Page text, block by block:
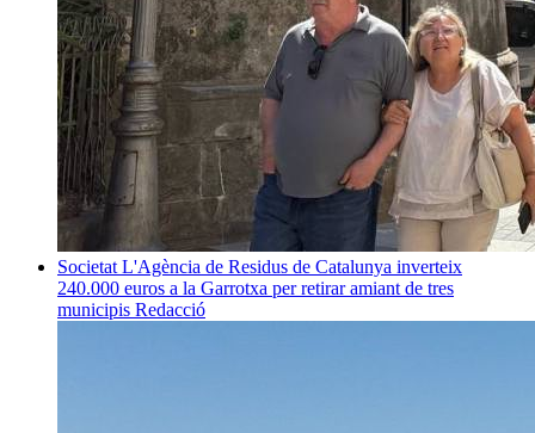
Societat L'Agència de Residus de Catalunya inverteix
240.000 euros a la Garrotxa per retirar amiant de tres
municipis Redacció